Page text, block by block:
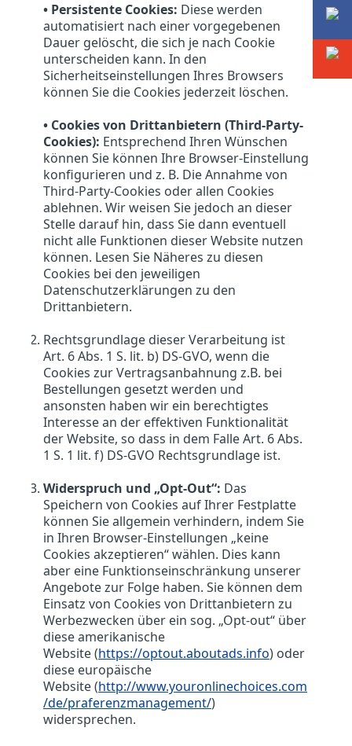
• Persistente Cookies: Diese werden
automatisiert nach einer vorgegebenen
Dauer gelöscht, die sich je nach Cookie
unterscheiden kann. In den
Sicherheitseinstellungen Ihres Browsers
können Sie die Cookies jederzeit löschen.
• Cookies von Drittanbietern (Third-Party-
Cookies): Entsprechend Ihren Wünschen
können Sie können Ihre Browser-Einstellung
konfigurieren und z. B. Die Annahme von
Third-Party-Cookies oder allen Cookies
ablehnen. Wir weisen Sie jedoch an dieser
Stelle darauf hin, dass Sie dann eventuell
nicht alle Funktionen dieser Website nutzen
können. Lesen Sie Näheres zu diesen
Cookies bei den jeweiligen
Datenschutzerklärungen zu den
Drittanbietern.
Rechtsgrundlage dieser Verarbeitung ist
Art. 6 Abs. 1 S. lit. b) DS-GVO, wenn die
Cookies zur Vertragsanbahnung z.B. bei
Bestellungen gesetzt werden und
ansonsten haben wir ein berechtigtes
Interesse an der effektiven Funktionalität
der Website, so dass in dem Falle Art. 6 Abs.
1 S. 1 lit. f) DS-GVO Rechtsgrundlage ist.
Widerspruch und „Opt-Out“: Das
Speichern von Cookies auf Ihrer Festplatte
können Sie allgemein verhindern, indem Sie
in Ihren Browser-Einstellungen „keine
Cookies akzeptieren“ wählen. Dies kann
aber eine Funktionseinschränkung unserer
Angebote zur Folge haben. Sie können dem
Einsatz von Cookies von Drittanbietern zu
Werbezwecken über ein sog. „Opt-out“ über
diese amerikanische
Website (https://optout.aboutads.info) oder
diese europäische
Website (http://www.youronlinechoices.com
/de/praferenzmanagement/)
widersprechen.